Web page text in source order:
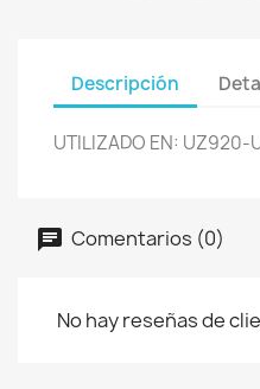
Descripción
UTILIZADO EN:
Comentarios (0)
No hay reseñas de